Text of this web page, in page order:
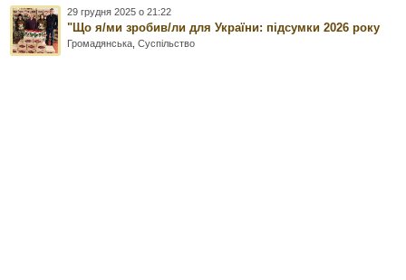
29 грудня 2025 о 21:22
"Що я/ми зробив/ли для України: підсумки 2026 року
Громадянська ,Суспільство